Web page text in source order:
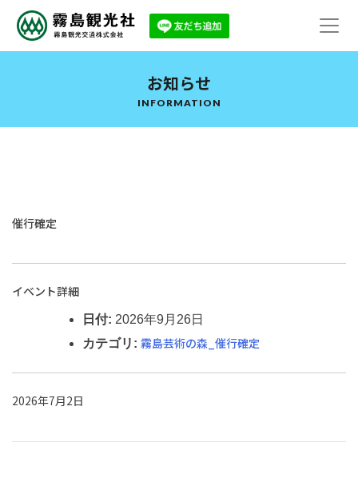
お知らせ
INFORMATION
催行確定
イベント詳細
日付: 2026年9月26日
カテゴリ: 霧島芸術の森_催行確定
2026年7月2日